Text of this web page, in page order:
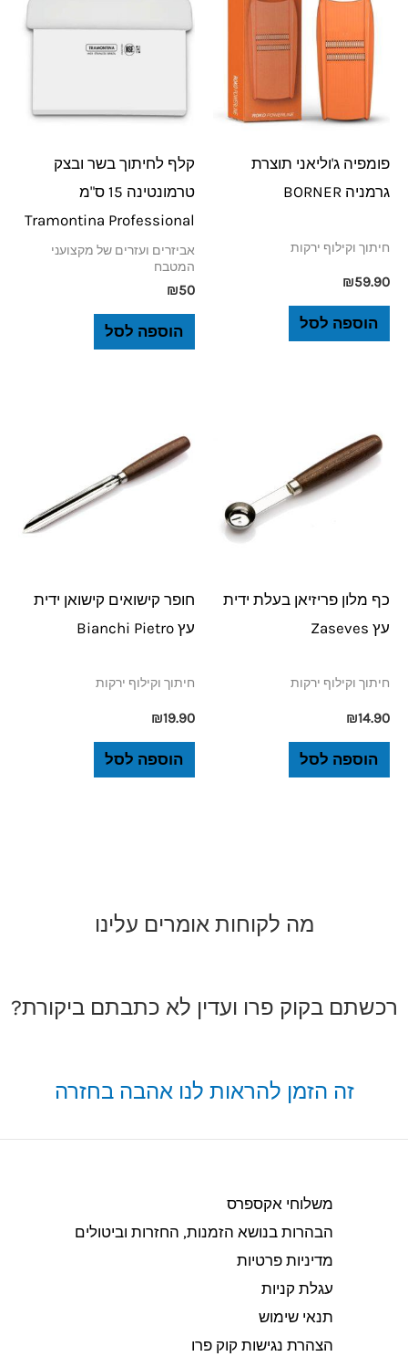
פומפיה ג'וליאני תוצרת
גרמניה BORNER
חיתוך וקילוף ירקות
₪59.90
הוספה לסל
קלף לחיתוך בשר ובצק
טרמונטינה 15 ס"מ
Tramontina Professional
אביזרים ועזרים של מקצועני
המטבח
₪50
הוספה לסל
כף מלון פריזיאן בעלת ידית
עץ Zaseves
חיתוך וקילוף ירקות
₪14.90
הוספה לסל
חופר קישואים קישואן ידית
עץ Bianchi Pietro
חיתוך וקילוף ירקות
₪19.90
הוספה לסל
מה לקוחות אומרים עלינו
רכשתם בקוק פרו ועדין לא כתבתם ביקורת?
זה הזמן להראות לנו אהבה בחזרה
משלוחי אקספרס
הבהרות בנושא הזמנות, החזרות וביטולים​
מדיניות פרטיות
עגלת קניות
תנאי שימוש
הצהרת נגישות קוק פרו